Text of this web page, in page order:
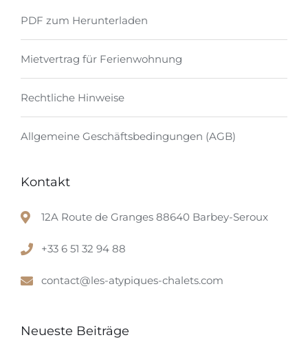
PDF zum Herunterladen
Mietvertrag für Ferienwohnung
Rechtliche Hinweise
Allgemeine Geschäftsbedingungen (AGB)
Kontakt
12A Route de Granges 88640 Barbey-Seroux
+33 6 51 32 94 88
contact@les-atypiques-chalets.com
Neueste Beiträge